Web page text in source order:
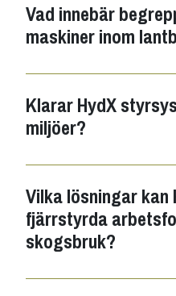
Vad innebär
maskiner inom
Klarar HydX
miljöer?
Vilka lösningar kan
fjärrstyrda
skogsbruk?